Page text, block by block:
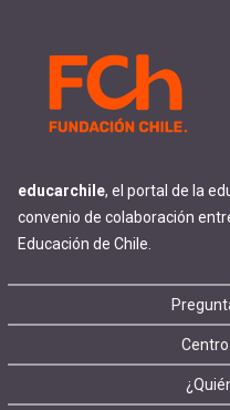
educarchile, el portal de la
convenio de colaboración
Educación de Chile.
Footer
menu